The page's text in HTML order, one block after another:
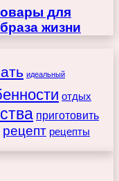
для
жизни
идеальный
отдых
приготовить
рецепт рецепты